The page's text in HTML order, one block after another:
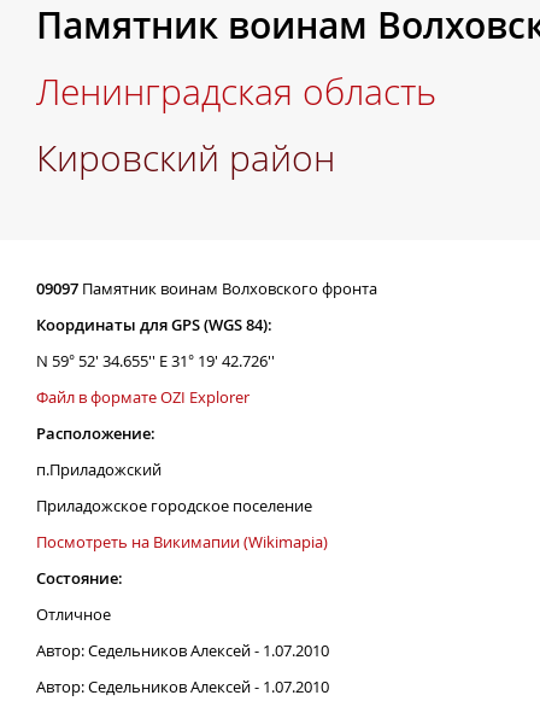
Памятник воинам
Ленинградская область
Кировский район
09097 Памятник воинам Волховского фронта
Координаты для GPS (WGS 84):
N 59° 52' 34.655'' E 31° 19' 42.726''
Файл в формате OZI Explorer
Расположение:
п.Приладожский
Приладожское городское поселение
Посмотреть на Викимапии (Wikimapia)
Состояние:
Отличное
Автор: Седельников Алексей - 1.07.2010
Автор: Седельников Алексей - 1.07.2010